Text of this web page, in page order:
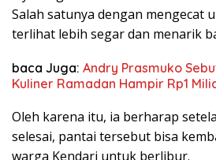
Salah satunya dengan mengecat
terlihat lebih segar dan menarik
baca Juga: Andry Prasmuko
Kuliner Ramadan Hampir Rp1
Oleh karena itu, ia berharap
selesai, pantai tersebut bisa
warga Kendari untuk berlibur.